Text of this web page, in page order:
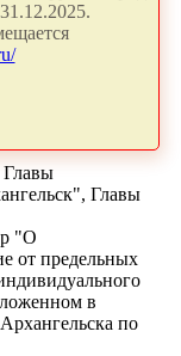
Главы
Главы
"О
от предельных
в
по